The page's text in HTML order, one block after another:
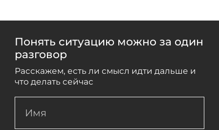
Понять ситуацию можно за один
разговор
Расскажем, есть ли смысл идти дальше и
что делать сейчас